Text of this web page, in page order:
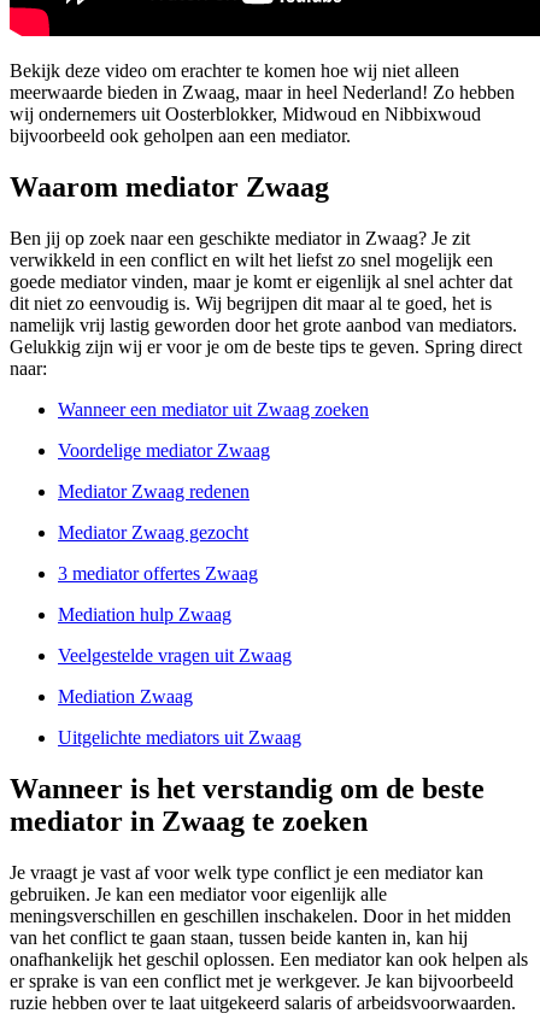
Bekijk deze video om erachter te komen hoe wij niet alleen
meerwaarde bieden in Zwaag, maar in heel Nederland! Zo hebben
wij ondernemers uit Oosterblokker, Midwoud en Nibbixwoud
bijvoorbeeld ook geholpen aan een mediator.
Waarom mediator Zwaag
Ben jij op zoek naar een geschikte mediator in Zwaag? Je zit
verwikkeld in een conflict en wilt het liefst zo snel mogelijk een
goede mediator vinden, maar je komt er eigenlijk al snel achter dat
dit niet zo eenvoudig is. Wij begrijpen dit maar al te goed, het is
namelijk vrij lastig geworden door het grote aanbod van mediators.
Gelukkig zijn wij er voor je om de beste tips te geven. Spring direct
naar:
Wanneer een mediator uit Zwaag zoeken
Voordelige mediator Zwaag
Mediator Zwaag redenen
Mediator Zwaag gezocht
3 mediator offertes Zwaag
Mediation hulp Zwaag
Veelgestelde vragen uit Zwaag
Mediation Zwaag
Uitgelichte mediators uit Zwaag
Wanneer is het verstandig om de beste
mediator in Zwaag te zoeken
Je vraagt je vast af voor welk type conflict je een mediator kan
gebruiken. Je kan een mediator voor eigenlijk alle
meningsverschillen en geschillen inschakelen. Door in het midden
van het conflict te gaan staan, tussen beide kanten in, kan hij
onafhankelijk het geschil oplossen. Een mediator kan ook helpen als
er sprake is van een conflict met je werkgever. Je kan bijvoorbeeld
ruzie hebben over te laat uitgekeerd salaris of arbeidsvoorwaarden.